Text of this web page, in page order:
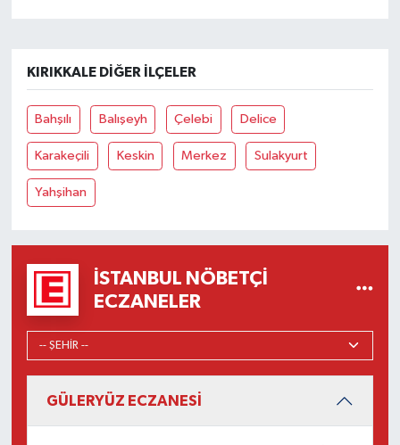
KIRIKKALE DIĞER İLÇELER
Bahşılı Balışeyh Çelebi Delice
Karakeçili Keskin Merkez Sulakyurt
Yahşihan
İSTANBUL NÖBETÇI
ECZANELER
GÜLERYÜZ ECZANESİ